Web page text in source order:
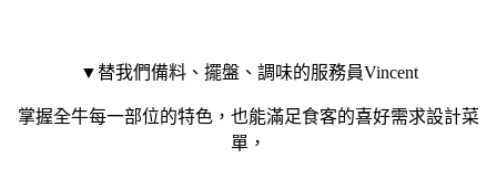
▼替我們備料、擺盤、調味的服務員Vincent
掌握全牛每一部位的特色，也能滿足食客的喜好需求設計菜
單，